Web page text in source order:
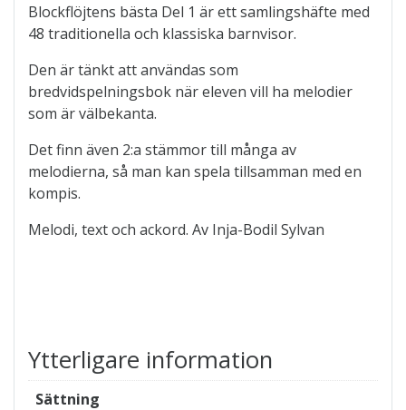
Blockflöjtens bästa Del 1 är ett samlingshäfte med
48 traditionella och klassiska barnvisor.
Den är tänkt att användas som
bredvidspelningsbok när eleven vill ha melodier
som är välbekanta.
Det finn även 2:a stämmor till många av
melodierna, så man kan spela tillsamman med en
kompis.
Melodi, text och ackord. Av Inja-Bodil Sylvan
Ytterligare information
Sättning